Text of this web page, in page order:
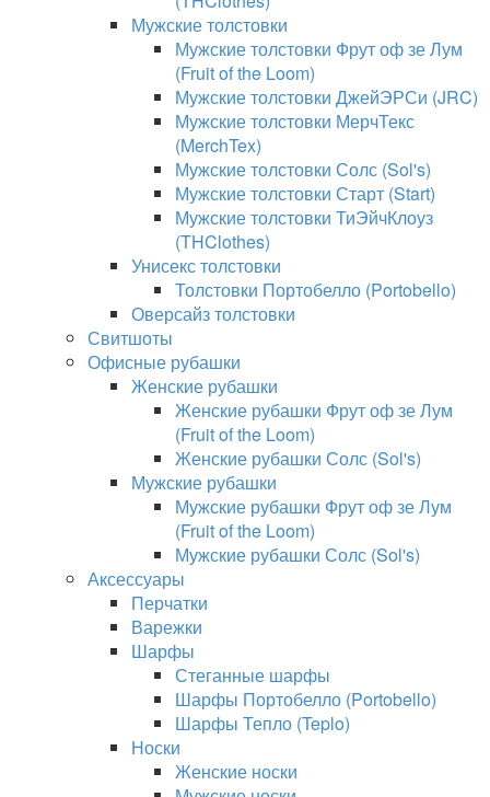
Мужские толстовки
Мужские толстовки Фрут оф зе Лум
(Fruit of the Loom)
Мужские толстовки ДжейЭРСи (JRC)
Мужские толстовки МерчТекс
(MerchTex)
Мужские толстовки Солс (Sol's)
Мужские толстовки Старт (Start)
Мужские толстовки ТиЭйчКлоуз
(THClothes)
Унисекс толстовки
Толстовки Портобелло (Portobello)
Оверсайз толстовки
Свитшоты
Офисные рубашки
Женские рубашки
Женские рубашки Фрут оф зе Лум
(Fruit of the Loom)
Женские рубашки Солс (Sol's)
Мужские рубашки
Мужские рубашки Фрут оф зе Лум
(Fruit of the Loom)
Мужские рубашки Солс (Sol's)
Аксессуары
Перчатки
Варежки
Шарфы
Стеганные шарфы
Шарфы Портобелло (Portobello)
Шарфы Тепло (Teplo)
Носки
Женские носки